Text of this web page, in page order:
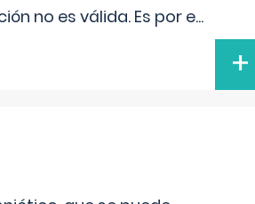
no es válida. Es por e...
+